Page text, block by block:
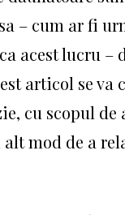
– cum ar fi
acest lucru –
articol se va
cu scopul
mod de a